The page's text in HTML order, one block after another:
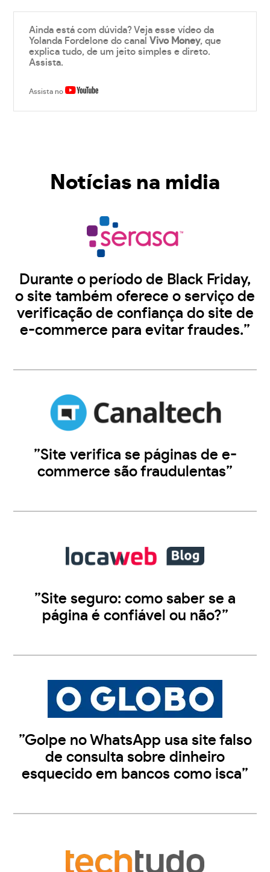
Ainda está com dúvida? Veja esse vídeo da
Yolanda Fordelone do canalVivo Money, que
explica tudo, de um jeito simples e direto.
Assista.
Assista no
Notícias na midia
Durante o período de Black Friday,
o site também oferece o serviço de
verificação de confiança do site de
e-commerce para evitar fraudes.”
”Site verifica se páginas de e-
commerce são fraudulentas”
”Site seguro: como saber se a
página é confiável ou não?”
”Golpe no WhatsApp usa site falso
de consulta sobre dinheiro
esquecido em bancos como isca”